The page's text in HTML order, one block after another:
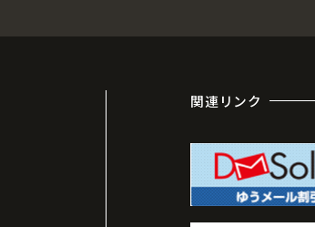
関連リンク